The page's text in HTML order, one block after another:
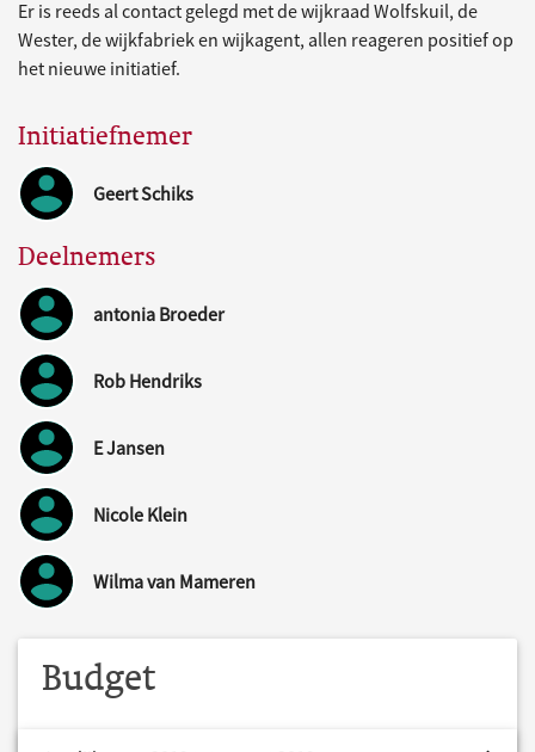
Er is reeds al contact gelegd met de wijkraad Wolfskuil, de
Wester, de wijkfabriek en wijkagent, allen reageren positief op
het nieuwe initiatief.
Initiatiefnemer
Geert Schiks
Deelnemers
antonia Broeder
Rob Hendriks
E Jansen
Nicole Klein
Wilma van Mameren
Budget